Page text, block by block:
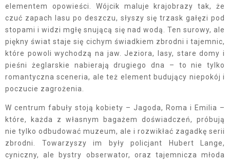
elementem opowieści. Wójcik maluje krajobrazy tak, że
czuć zapach lasu po deszczu, słyszy się trzask gałęzi pod
stopami i widzi mgłę snującą się nad wodą. Ten surowy, ale
piękny świat staje się cichym świadkiem zbrodni i tajemnic,
które powoli wychodzą na jaw. Jeziora, lasy, stare domy i
pieśni żeglarskie nabierają drugiego dna – to nie tylko
romantyczna sceneria, ale też element budujący niepokój i
poczucie zagrożenia.
W centrum fabuły stoją kobiety – Jagoda, Roma i Emilia –
które, każda z własnym bagażem doświadczeń, próbują
nie tylko odbudować muzeum, ale i rozwikłać zagadkę serii
zbrodni. Towarzyszy im były policjant Hubert Lange,
cyniczny, ale bystry obserwator, oraz tajemnicza młoda